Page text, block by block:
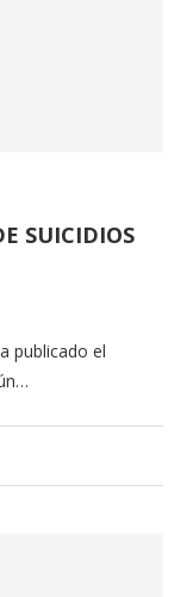
SUICIDIOS
publicado el